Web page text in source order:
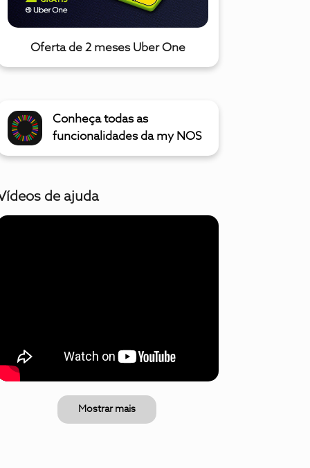
Oferta de 2 meses Uber One
Conheça todas as
funcionalidades da my NOS
de ajuda
Mostrar mais